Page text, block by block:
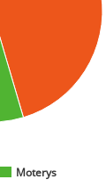
Moterys